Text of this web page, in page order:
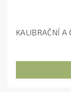
KALIBRAČNÍ A